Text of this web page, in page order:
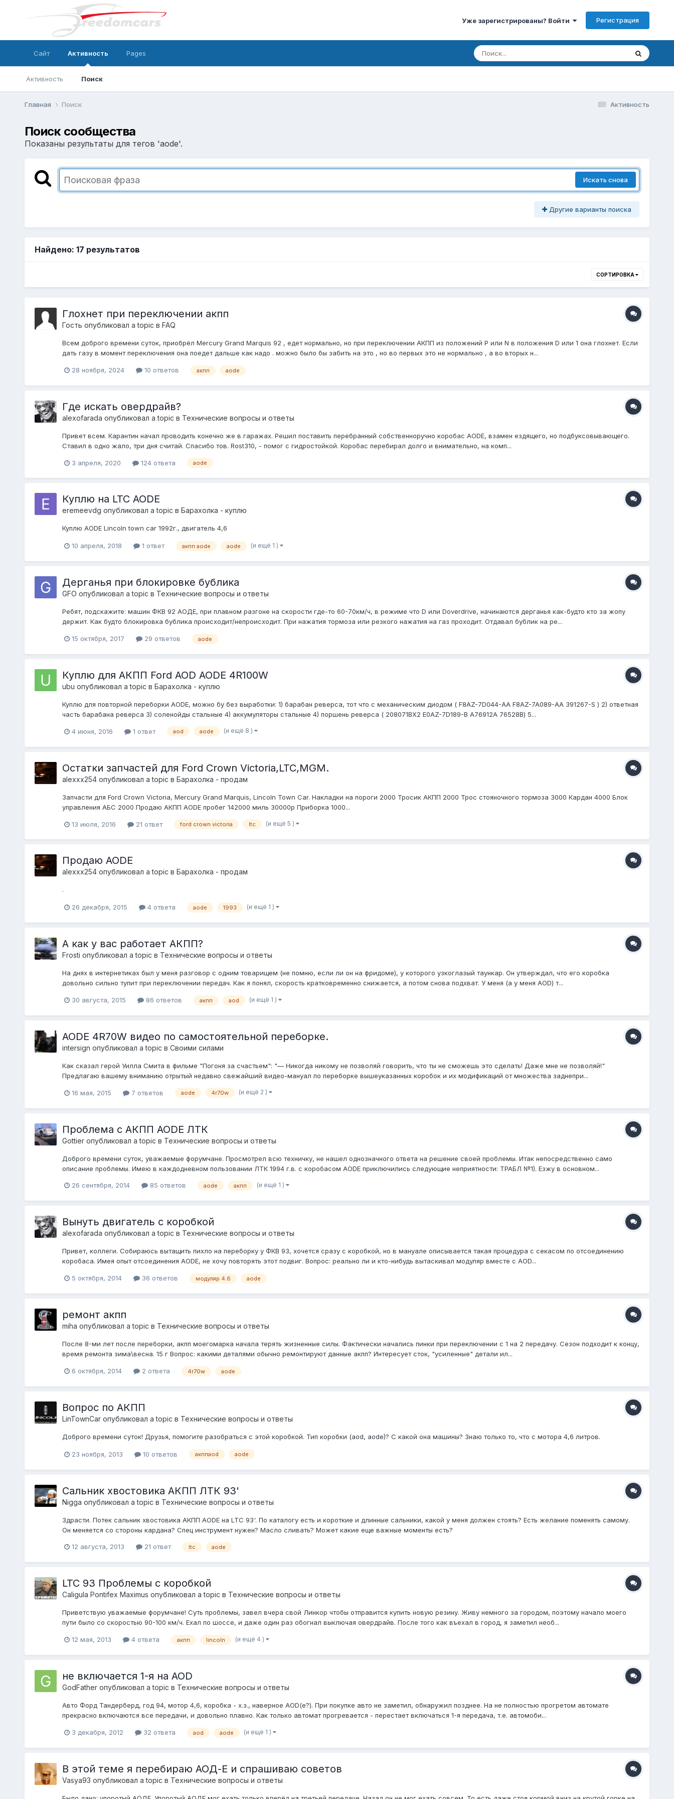
Уже зарегистрированы? Войти Регистрация
Сайт Активность
Активность Поиск
Pages
Активность
Главная Поиск
Поиск сообщества
Показаны результаты для тегов 'aode'.
Искать снова
Другие варианты поиска
Найдено: 17 результатов
СОРТИРОВКА
Глохнет при переключении акпп
Гость опубликовал a topic в FAQ
Всем доброго времени суток, приобрёл Mercury Grand Marquis 92 , едет нормально, но при переключении АКПП из положений P или N в положения D или 1 она глохнет. Если
дать газу в момент переключения она поедет дальше как надо . можно было бы забить на это , но во первых это не нормально , а во вторых н...
28 ноября, 2024 10 ответов акпп aode
Где искать овердрайв?
alexofarada опубликовал a topic в Технические вопросы и ответы
Привет всем. Карантин начал проводить конечно же в гаражах. Решил поставить перебранный собственноручно коробас AODE, взамен ездящего, но подбуксовывающего.
Ставил в одно жало, три дня считай. Спасибо тов. Rost310, - помог с гидростойкой. Коробас перебирал долго и внимательно, на комп...
3 апреля, 2020 124 ответа aode
Куплю на LTC AODE
eremeevdg опубликовал a topic в Барахолка - куплю
Куплю AODE Lincoln town car 1992г., двигатель 4,6
10 апреля, 2018 1 ответ акпп aode aode (и ещё 1 )
Дерганья при блокировке бублика
GFO опубликовал a topic в Технические вопросы и ответы
Ребят, подскажите: машин ФКВ 92 АОДЕ, при плавном разгоне на скорости где-то 60-70км/ч, в режиме что D или Doverdrive, начинаются дерганья как-будто кто за жопу
держит. Как будто блокировка бублика происходит/непроисходит. При нажатия тормоза или резкого нажатия на газ проходит. Отдавал бублик на ре...
15 октября, 2017 29 ответов aode
Куплю для АКПП Ford AOD AODE 4R100W
ubu опубликовал a topic в Барахолка - куплю
Куплю для повторной переборки AODE, можно бу без выработки: 1) барабан реверса, тот что с механическим диодом ( F8AZ-7D044-AA F8AZ-7A089-AA 391267-S ) 2) ответная
часть барабана реверса 3) соленойды стальные 4) аккумуляторы стальные 4) поршень реверса ( 208071BX2 E0AZ-7D189-B A76912A 76528B) 5...
4 июня, 2016 1 ответ aod aode (и ещё 8 )
Остатки запчастей для Ford Crown Victoria,LTC,MGM.
alexxx254опубликовал a topic в Барахолка - продам
Запчасти для Ford Crown Victoria, Mercury Grand Marquis, Lincoln Town Car. Накладки на пороги 2000 Тросик АКПП 2000 Трос стояночного тормоза 3000 Кардан 4000 Блок
управления АБС 2000 Продаю АКПП AODE пробег 142000 миль 30000р Приборка 1000...
13 июля, 2016 21 ответ ford crown victoria ltc (и ещё 5 )
Продаю AODE
alexxx254опубликовал a topic в Барахолка - продам
.
26 декабря, 2015 4 ответа aode 1993 (и ещё 1 )
А как у вас работает АКПП?
Frosti опубликовал a topic в Технические вопросы и ответы
На днях в интернетиках был у меня разговор с одним товарищем (не помню, если ли он на фридоме), у которого узкоглазый таункар. Он утверждал, что его коробка
довольно сильно тупит при переключении передач. Как я понял, скорость кратковременно снижается, а потом снова подхват. У меня (а у меня AOD) т...
30 августа, 2015 86 ответов акпп aod (и ещё 1 )
AODE 4R70W видео по самостоятельной переборке.
intersign опубликовал a topic в Своими силами
Как сказал герой Уилла Смита в фильме "Погоня за счастьем": "— Никогда никому не позволяй говорить, что ты не сможешь это сделать! Даже мне не позволяй!"
Предлагаю вашему вниманию отрытый недавно свежайший видео-мануал по переборке вышеуказанных коробок и их модификаций от множества заднепри...
16 мая, 2015 7 ответов aode 4r70w (и ещё 2 )
Проблема с АКПП AODE ЛТК
Gottierопубликовал a topic в Технические вопросы и ответы
Доброго времени суток, уважаемые форумчане. Просмотрел всю техничку, не нашел однозначного ответа на решение своей проблемы. Итак непосредственно само
описание проблемы. Имею в каждодневном пользовании ЛТК 1994 г.в. с коробасом AODE приключились следующие неприятности: ТРАБЛ №1). Езжу в основном...
26 сентября, 2014 85 ответов aode акпп (и ещё 1 )
Вынуть двигатель с коробкой
alexofarada опубликовал a topic в Технические вопросы и ответы
Привет, коллеги. Собираюсь вытащить пихло на переборку у ФКВ 93, хочется сразу с коробкой, но в мануале описывается такая процедура с секасом по отсоединению
коробаса. Имея опыт отсоединения AODE, не хочу повторять этот подвиг. Вопрос: реально ли и кто-нибудь вытаскивал модуляр вместе с AOD...
5 октября, 2014 36 ответов модуляр 4.6 aode
ремонт акпп
miha опубликовал a topic в Технические вопросы и ответы
После 8-ми лет после переборки, акпп моегомарка начала терять жизненные силы. Фактически начались пинки при переключении с 1 на 2 передачу. Сезон подходит к концу,
время ремонта зима\весна. 15 г Вопрос: какими деталями обычно ремонтируют данные акпп? Интересует сток, "усиленные" детали ил...
6 октября, 2014 2 ответа 4r70w aode
Вопрос по АКПП
LinTownCarопубликовал a topic в Технические вопросы и ответы
Доброго времени суток! Друзья, помогите разобраться с этой коробкой. Тип коробки (aod, aode)? С какой она машины? Знаю только то, что с мотора 4,6 литров.
23 ноября, 2013 10 ответов акппaod aode
Сальник хвостовика АКПП ЛТК 93'
Nigga опубликовал a topic в Технические вопросы и ответы
Здрасти. Потек сальник хвостовика АКПП AODE на LTC 93'. По каталогу есть и короткие и длинные сальники, какой у меня должен стоять? Есть желание поменять самому.
Он меняется со стороны кардана? Спец инструмент нужен? Масло сливать? Может какие еще важные моменты есть?
12 августа, 2013 21 ответ ltc aode
LTC 93 Проблемы с коробкой
Caligula Pontifex Maximus опубликовал a topic в Технические вопросы и ответы
Приветствую уважаемые форумчане! Суть проблемы, завел вчера свой Линкор чтобы отправится купить новую резину. Живу немного за городом, поэтому начало моего
пути было со скоростью 90-100 км/ч. Ехал по шоссе, и даже один раз обогнал выключая овердрайв. После того как въехал в город, я заметил необ...
12 мая, 2013 4 ответа акпп lincoln (и ещё 4 )
не включается 1-я на AOD
GodFatherопубликовал a topic в Технические вопросы и ответы
Авто Форд Тандерберд, год 94, мотор 4,6, коробка - х.з., наверное AOD(e?). При покупке авто не заметил, обнаружил позднее. На не полностью прогретом автомате
прекрасно включаются все передачи, и довольно плавно. Как только автомат прогревается - перестает включаться 1-я передача, т.е. автомоби...
3 декабря, 2012 32 ответа aod aode (и ещё 1 )
В этой теме я перебираю АОД-Е и спрашиваю советов
Vasya93 опубликовал a topic в Технические вопросы и ответы